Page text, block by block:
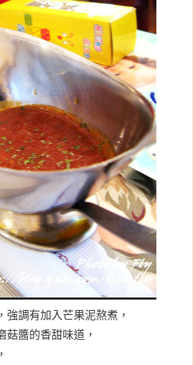
強調有加入芒果泥熬煮，
菇醬的香甜味道，